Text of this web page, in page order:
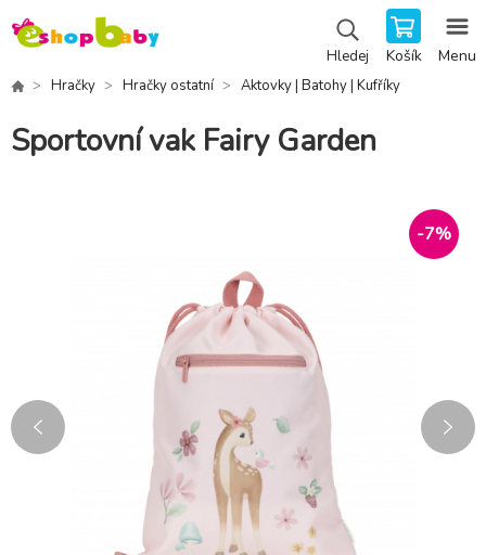
Hledej Košík Menu
Hračky Hračky ostatní Aktovky | Batohy | Kufříky
Sportovní vak Fairy Garden
-7%